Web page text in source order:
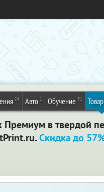
24 Авто 1 Обучение 31
Премиум в твердой
Скидка до